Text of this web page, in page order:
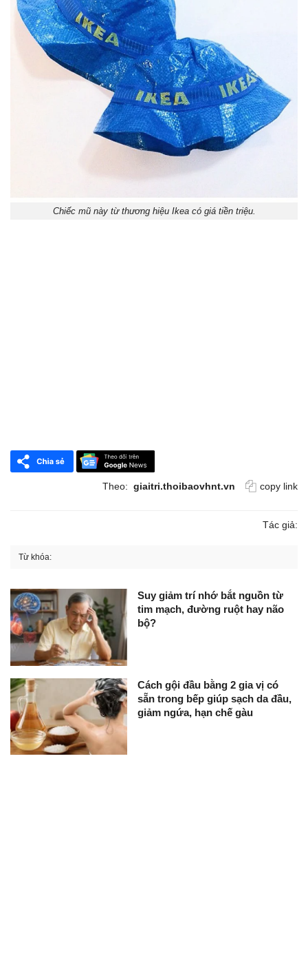
Chiếc mũ này từ thương hiệu Ikea có giá tiền triệu.
Theo: giaitri.thoibaovhnt.vn copy link
Tác giả:
Từ khóa:
Suy giảm trí nhớ bắt nguồn từ
tim mạch, đường ruột hay não
bộ?
Cách gội đầu bằng 2 gia vị có
sẵn trong bếp giúp sạch da đầu,
giảm ngứa, hạn chế gàu